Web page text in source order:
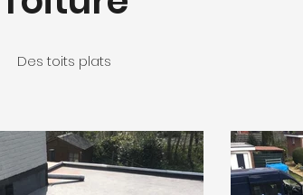
Des toits plats